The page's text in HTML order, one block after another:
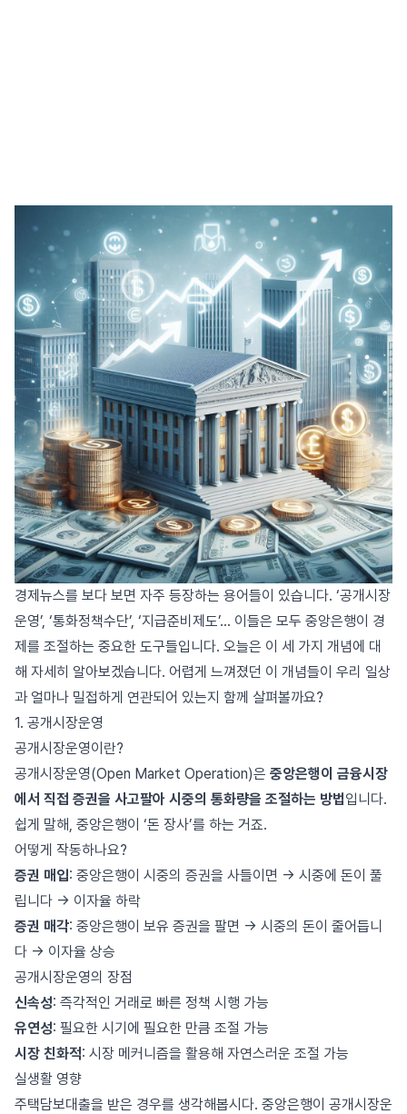
경제뉴스를 보다 보면 자주 등장하는 용어들이 있습니다. ‘공개시장
운영’, ‘통화정책수단’, ‘지급준비제도’… 이들은 모두 중앙은행이 경
제를 조절하는 중요한 도구들입니다. 오늘은 이 세 가지 개념에 대
해 자세히 알아보겠습니다. 어렵게 느껴졌던 이 개념들이 우리 일상
과 얼마나 밀접하게 연관되어 있는지 함께 살펴볼까요?
1. 공개시장운영
공개시장운영이란?
공개시장운영(Open Market Operation)은 중앙은행이 금융시장
에서 직접 증권을 사고팔아 시중의 통화량을 조절하는 방법입니다.
쉽게 말해, 중앙은행이 ‘돈 장사’를 하는 거죠.
어떻게 작동하나요?
증권 매입: 중앙은행이 시중의 증권을 사들이면 → 시중에 돈이 풀
립니다 → 이자율 하락
증권 매각: 중앙은행이 보유 증권을 팔면 → 시중의 돈이 줄어듭니
다 → 이자율 상승
공개시장운영의 장점
신속성: 즉각적인 거래로 빠른 정책 시행 가능
유연성: 필요한 시기에 필요한 만큼 조절 가능
시장 친화적: 시장 메커니즘을 활용해 자연스러운 조절 가능
실생활 영향
주택담보대출을 받은 경우를 생각해봅시다. 중앙은행이 공개시장운